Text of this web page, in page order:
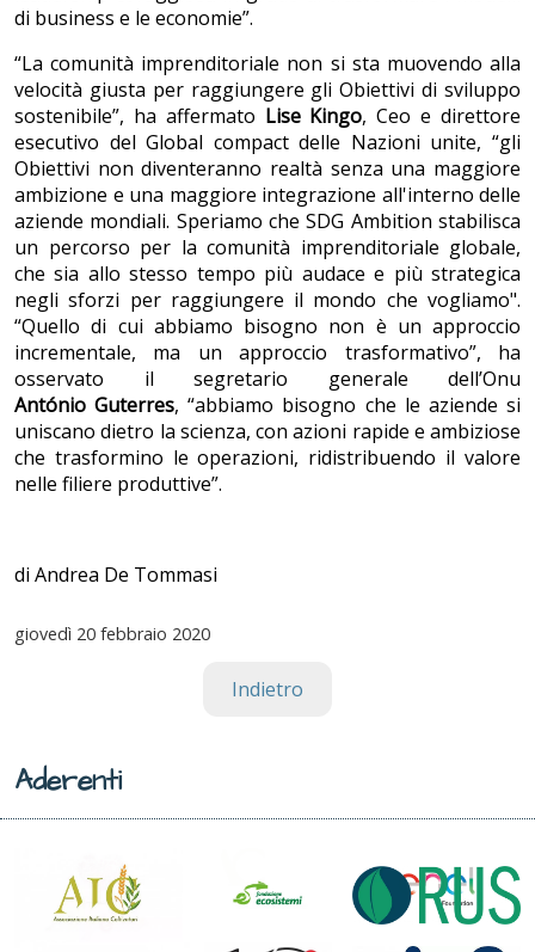
di business e le economie”.
“La comunità imprenditoriale non si sta muovendo alla
velocità giusta per raggiungere gli Obiettivi di sviluppo
sostenibile”, ha affermato Lise Kingo, Ceo e direttore
esecutivo del Global compact delle Nazioni unite, “gli
Obiettivi non diventeranno realtà senza una maggiore
ambizione e una maggiore integrazione all'interno delle
aziende mondiali. Speriamo che SDG Ambition stabilisca
un percorso per la comunità imprenditoriale globale,
che sia allo stesso tempo più audace e più strategica
negli sforzi per raggiungere il mondo che vogliamo".
“Quello di cui abbiamo bisogno non è un approccio
incrementale, ma un approccio trasformativo”, ha
osservato il segretario generale dell’Onu
António Guterres, “abbiamo bisogno che le aziende si
uniscano dietro la scienza, con azioni rapide e ambiziose
che trasformino le operazioni, ridistribuendo il valore
nelle filiere produttive”.
di Andrea De Tommasi
giovedì 20 febbraio 2020
Indietro
Aderenti